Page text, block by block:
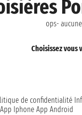
ops-
Choisissez vous
de confidentialité
App Iphone App Android